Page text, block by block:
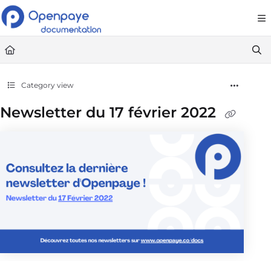
Documentation Index
Fetch the complete documentation index at: https://
Use this file to discover all available pages before exploring further.
Category view
Newsletter du 17 février 2022